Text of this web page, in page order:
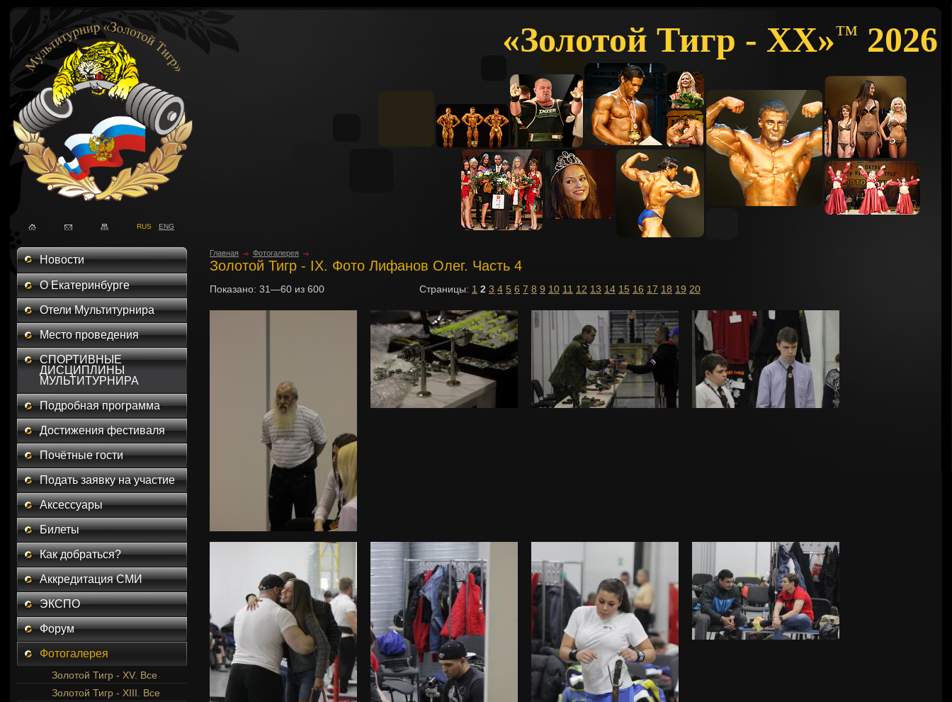
«Золотой Тигр - XX»™ 2026
RUS ENG
Новости
О Екатеринбурге
Отели Мультитурнира
Место проведения
СПОРТИВНЫЕ
ДИСЦИПЛИНЫ
МУЛЬТИТУРНИРА
Подробная программа
Достижения фестиваля
Почётные гости
Подать заявку на участие
Аксессуары
Билеты
Как добраться?
Аккредитация СМИ
ЭКСПО
Форум
Фотогалерея
Золотой Тигр - XV. Все
Золотой Тигр - XIII. Все
Главная Фотогалерея
Золотой Тигр - IX. Фото Лифанов Олег. Часть 4
Показано: 31—60 из 600 Страницы: 1 2 3 4 5 6 7 8 9 10 11 12 13 14 15 16 17 18 19 20